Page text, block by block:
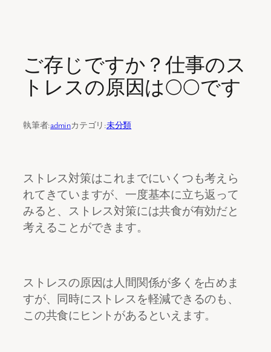
ご存じですか？仕事のス
トレスの原因は○○です
執筆者:adminカテゴリ:未分類
ストレス対策はこれまでにいくつも考えら
れてきていますが、一度基本に立ち返って
みると、ストレス対策には共食が有効だと
考えることができます。
ストレスの原因は人間関係が多くを占めま
すが、同時にストレスを軽減できるのも、
この共食にヒントがあるといえます。